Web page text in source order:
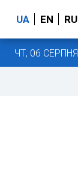
UA EN RU
ЧТ, 06 СЕРПНЯ